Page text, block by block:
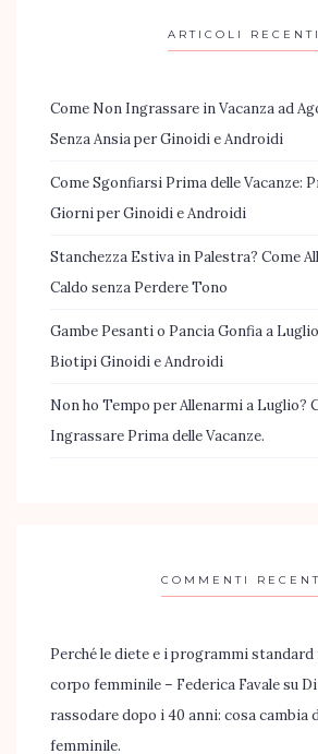
ARTICOLI RECENTI
Come Non Ingrassare in Vacanza ad
Senza Ansia per Ginoidi e Androidi
Come Sgonfiarsi Prima delle Vacanze:
Giorni per Ginoidi e Androidi
Stanchezza Estiva in Palestra? Come
Caldo senza Perdere Tono
Gambe Pesanti o Pancia Gonfia a
Biotipi Ginoidi e Androidi
Non ho Tempo per Allenarmi a Luglio?
Ingrassare Prima delle Vacanze.
COMMENTI
Perché le diete e i programmi standard
corpo femminile – Federica Favalesu
rassodare dopo i 40 anni: cosa cambia
femminile.